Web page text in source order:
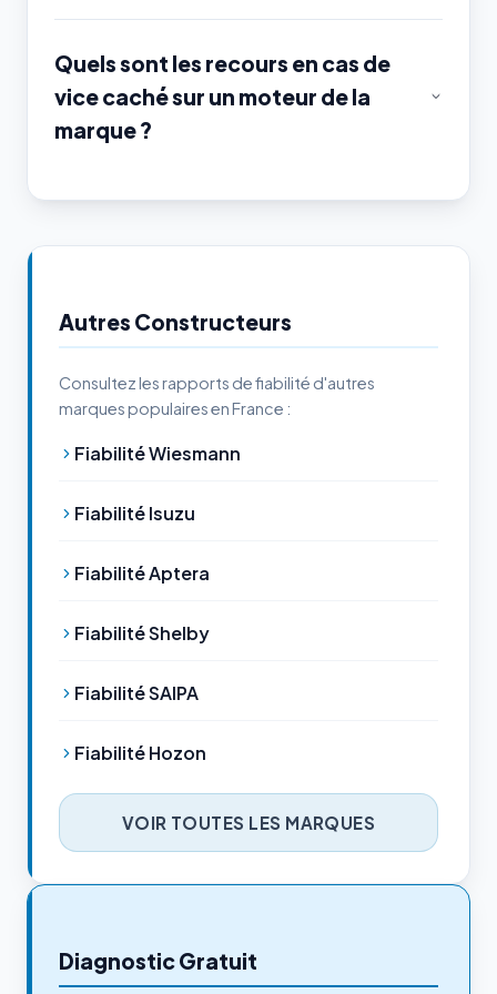
Quels sont les recours en cas de
vice caché sur un moteur de la
marque ?
Autres Constructeurs
Consultez les rapports de fiabilité d'autres
marques populaires en France :
Fiabilité Wiesmann
Fiabilité Isuzu
Fiabilité Aptera
Fiabilité Shelby
Fiabilité SAIPA
Fiabilité Hozon
VOIR TOUTES LES MARQUES
Diagnostic Gratuit